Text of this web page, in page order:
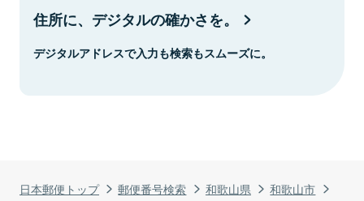
日本郵便トップ 郵便番号検索 和歌山県
和歌山市
住所に、デジタルの確かさを。
デジタルアドレスで入力も検索もスムーズに。